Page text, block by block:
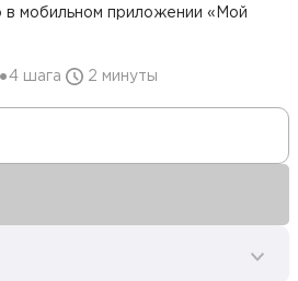
в мобильном приложении «Мой
4 шага 2 минуты